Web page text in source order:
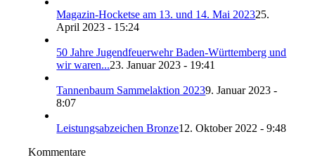
Magazin-Hocketse am 13. und 14. Mai 202325.
April 2023 - 15:24
50 Jahre Jugendfeuerwehr Baden-Württemberg und
wir waren...23. Januar 2023 - 19:41
Tannenbaum Sammelaktion 20239. Januar 2023 -
8:07
Leistungsabzeichen Bronze12. Oktober 2022 - 9:48
Kommentare